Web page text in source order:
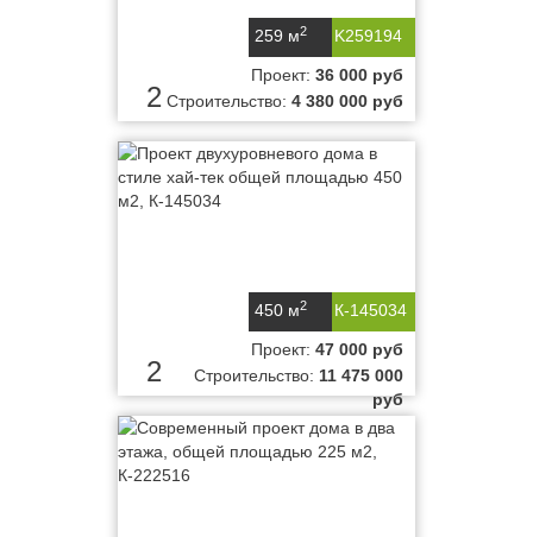
K259194
259 м2
2
Проект: 36 000 руб
Строительство: 4 380 000 руб
К-145034
450 м2
2
Проект: 47 000 руб
Строительство: 11 475 000
руб